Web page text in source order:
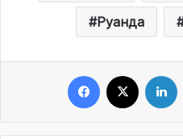
Руанда